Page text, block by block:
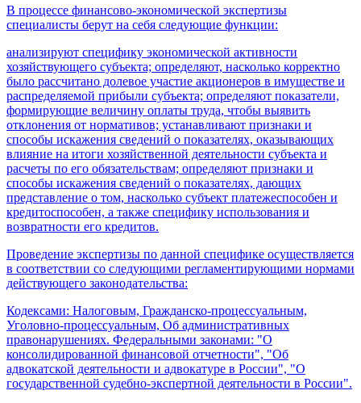
В процессе финансово-экономической экспертизы
специалисты берут на себя следующие функции:
анализируют специфику экономической активности
хозяйствующего субъекта; определяют, насколько корректно
было рассчитано долевое участие акционеров в имуществе и
распределяемой прибыли субъекта; определяют показатели,
формирующие величину оплаты труда, чтобы выявить
отклонения от нормативов; устанавливают признаки и
способы искажения сведений о показателях, оказывающих
влияние на итоги хозяйственной деятельности субъекта и
расчеты по его обязательствам; определяют признаки и
способы искажения сведений о показателях, дающих
представление о том, насколько субъект платежеспособен и
кредитоспособен, а также специфику использования и
возвратности его кредитов.
Проведение экспертизы по данной специфике осуществляется
в соответствии со следующими регламентирующими нормами
действующего законодательства:
Кодексами: Налоговым, Гражданско-процессуальным,
Уголовно-процессуальным, Об административных
правонарушениях. Федеральными законами: "О
консолидированной финансовой отчетности", "Об
адвокатской деятельности и адвокатуре в России", "О
государственной судебно-экспертной деятельности в России".